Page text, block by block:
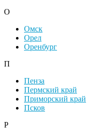
О
Омск
Орел
Оренбург
П
Пенза
Пермский край
Приморский край
Псков
Р